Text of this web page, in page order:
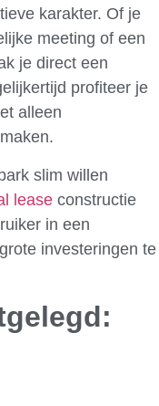
karakter. Of je
meeting of een
je direct een
profiteer je
alleen
slim willen
lease constructie
in een
investeringen te